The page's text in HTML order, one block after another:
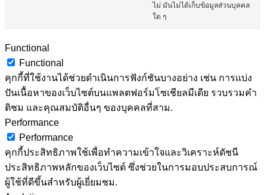
ไม่ มันไม่ได้เก็บข้อมูลส่วนบุคคล
ใด ๆ
Functional
Functional
คุกกี้ที่ใช้งานได้ช่วยดำเนินการฟังก์ชันบางอย่าง เช่น การแบ่ง
ปันเนื้อหาของเว็บไซต์บนแพลตฟอร์มโซเชียลมีเดีย รวบรวมคำ
ติชม และคุณสมบัติอื่นๆ ของบุคคลที่สาม.
Performance
Performance
คุกกี้ประสิทธิภาพใช้เพื่อทำความเข้าใจและวิเคราะห์ดัชนี
ประสิทธิภาพหลักของเว็บไซต์ ซึ่งช่วยในการมอบประสบการณ์
ผู้ใช้ที่ดีขึ้นสำหรับผู้เยี่ยมชม.